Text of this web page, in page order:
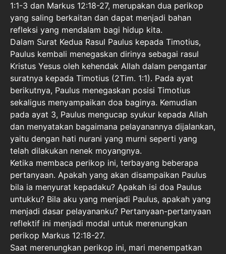
1:1-3 dan Markus 12:18-27, merupakan dua perikop
yang saling berkaitan dan dapat menjadi bahan
refleksi yang mendalam bagi hidup kita.
Dalam Surat Kedua Rasul Paulus kepada Timotius,
Paulus kembali menegaskan dirinya sebagai rasul
Kristus Yesus oleh kehendak Allah dalam pengantar
suratnya kepada Timotius (2Tim. 1:1). Pada ayat
berikutnya, Paulus menegaskan posisi Timotius
sekaligus menyampaikan doa baginya. Kemudian
pada ayat 3, Paulus mengucap syukur kepada Allah
dan menyatakan bagaimana pelayanannya dijalankan,
yaitu dengan hati nurani yang murni seperti yang
telah dilakukan nenek moyangnya.
Ketika membaca perikop ini, terbayang beberapa
pertanyaan. Apakah yang akan disampaikan Paulus
bila ia menyurat kepadaku? Apakah isi doa Paulus
untukku? Bila aku yang menjadi Paulus, apakah yang
menjadi dasar pelayananku? Pertanyaan-pertanyaan
reflektif ini menjadi modal untuk merenungkan
perikop Markus 12:18-27.
Saat merenungkan perikop ini, mari menempatkan